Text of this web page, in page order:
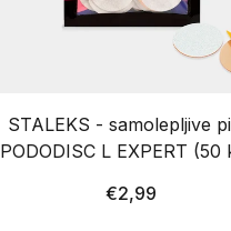
STALEKS - samolepljive
PODODISC L EXPERT (50
Redna
€2,99